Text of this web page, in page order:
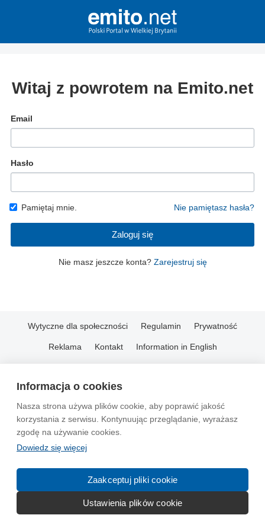
Informacja o cookies
Nasza strona używa plików cookie, aby poprawić jakość
korzystania z serwisu. Kontynuując przeglądanie, wyrażasz
zgodę na używanie cookies.
Dowiedz się więcej
Zaakceptuj pliki cookie
Ustawienia plików cookie
Witaj z powrotem na Emito.net
Email
Hasło
Pamiętaj mnie. Nie pamiętasz hasła?
Zaloguj się
Nie masz jeszcze konta? Zarejestruj się
Wytyczne dla społeczności Regulamin Prywatność
Reklama Kontakt Information in English